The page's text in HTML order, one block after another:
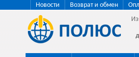
Новости Возврат и обмен